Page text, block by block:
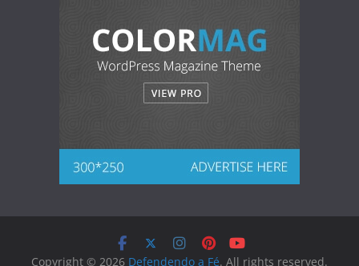
Copyright © 2026 Defendendo a Fé. All rights reserved.